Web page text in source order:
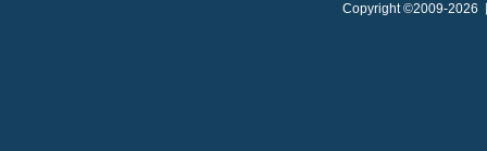
Copyright ©2009-2026